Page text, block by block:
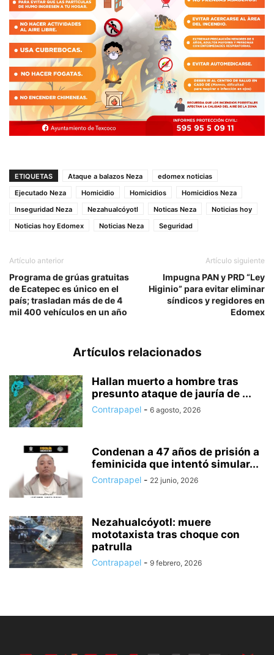
ETIQUETAS Ataque a balazos Neza
edomex noticias
Ejecutado Neza
Homicidio Homicidios
Homicidios Neza
Inseguridad Neza
Nezahualcóyotl Noticas Neza
Noticias hoy
Noticias hoy Edomex
Noticias Neza Seguridad
Artículo anterior
Programa de grúas gratuitas
de Ecatepec es único en el
país; trasladan más de de 4
mil 400 vehículos en un año
Artículo siguiente
Impugna PAN y PRD “Ley
Higinio” para evitar eliminar
síndicos y regidores en
Edomex
Artículos relacionados
Hallan muerto a hombre tras
presunto ataque de jauría de ...
Contrapapel - 6 agosto, 2026
Condenan a 47 años de prisión a
feminicida que intentó simular...
Contrapapel - 22 junio, 2026
Nezahualcóyotl: muere
mototaxista tras choque con
patrulla
Contrapapel - 9 febrero, 2026